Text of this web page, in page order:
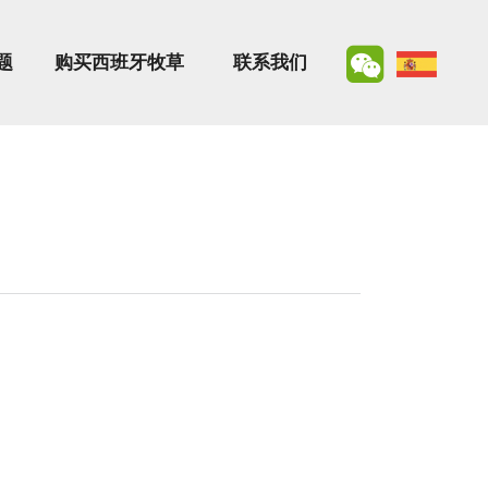
购买西班牙牧草 联系我们